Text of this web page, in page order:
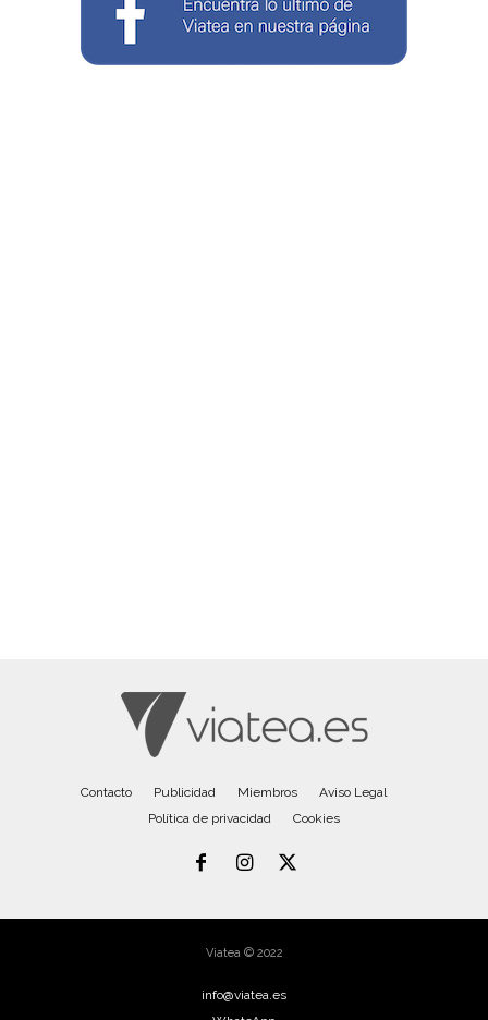
Contacto Publicidad Miembros
Aviso Legal
Política de privacidad
Cookies
Viatea © 2022
info@viatea.es